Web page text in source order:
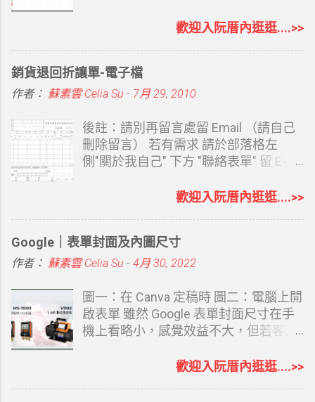
方說明中沒提及。 我是 Plus 帳號，
它我的部落格、形象網站、Instagram
與 YouTube 網址，請 ChatGPT Work 幫
構、版面設計、數位平台入口，到後續
修改字體、導覽列、按鈕與網址，都透
過對話完成。 ChatGPT Sites 的優點
用說太多，因為若你已是長期使用者，
平常對話中了解，並主動提供內容，做
出來的網址也滿足 SEO 要求，包括：
式印表機適用二側有洞的小貼紙，公司
印及軟體操作運費說明 Kerry大榮貨運
點陣式三聯複印託運單 新版 Kerry大榮
Kerry大榮貨運 印表套印結果 Kerry大榮
貨運 印表機設定-邊界 Kerry大榮貨運 印
表機設定-紙張 Kerry大榮貨運 印表機設
聯，所以要有點陣式印表機 我套的是
EXC...
說明 之前特休是以曆年制計算，假單統
到職日 計算及統整日期變的比較麻煩 用
EXCEL 弄了個簡易的特休統計表 一來方
來可以讓主管即時知道所有休假情況
（同一天太多人請假會很Orz) 想說好不
容易撥空才完成它，或許有人也有需
說明太長 ） １.第四列：滿年資為到去
格A11-A375 (106/1/1-106/12/31) 依每
個人到職日前一日作格式設定，提醒用
明 很重要關係到下個年度工作表的
正確，請務必看懂XD 第六列：為代公式
依到職年資代出來的特休日數（M1-
休日數，因為今年為起始年，所以這欄
歡迎入阮厝內逛逛....>>
銷貨退回折讓單-電子檔
作者： 蘇素雲 Celia Su - 7月 29, 2010
後註：請別再留言處留 Email （請自己
刪除留言） 若有需求 請於部落格左
側"關於我自己" 下方 "聯絡表單" 留 E-
讀： 使用表單索取檔案說明 銷貨退回折
雖然用的次數不多 但要用時可以方便的
用 也是不錯吧 費了一些心思以EXCEL
直接代入公式 分成二個工作表 銷貨退
回/進貨退出 大致說明: 1.日期部份可以
直接打 EX : 7/5 格式會自動成為99年7月
額 3.一份A4 可以印成二張 4.第二張代有
歡迎入阮厝內逛逛....>>
Google｜表單封面及內圖尺寸
作者： 蘇素雲 Celia Su - 4月 30, 2022
圖一：在 Canva 定稿時 圖二：電腦上開
啟表單 雖然 Google 表單封面尺寸在手
機上看略小，感覺效益不大，但若客人
然都會 Canva 了，就會想要自己做一個
歡迎入阮厝內逛逛....>>